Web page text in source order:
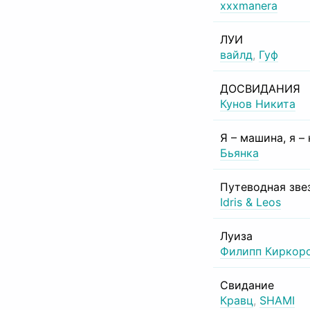
xxxmanera
ЛУИ
вайлд, Гуф
ДОСВИДАНИЯ
Кунов Никита
Я – машина, я –
Бьянка
Путеводная
Idris & Leos
Луиза
Филипп
Свидание
Кравц, SHAMI